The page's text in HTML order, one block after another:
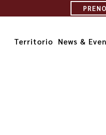
Territorio News &